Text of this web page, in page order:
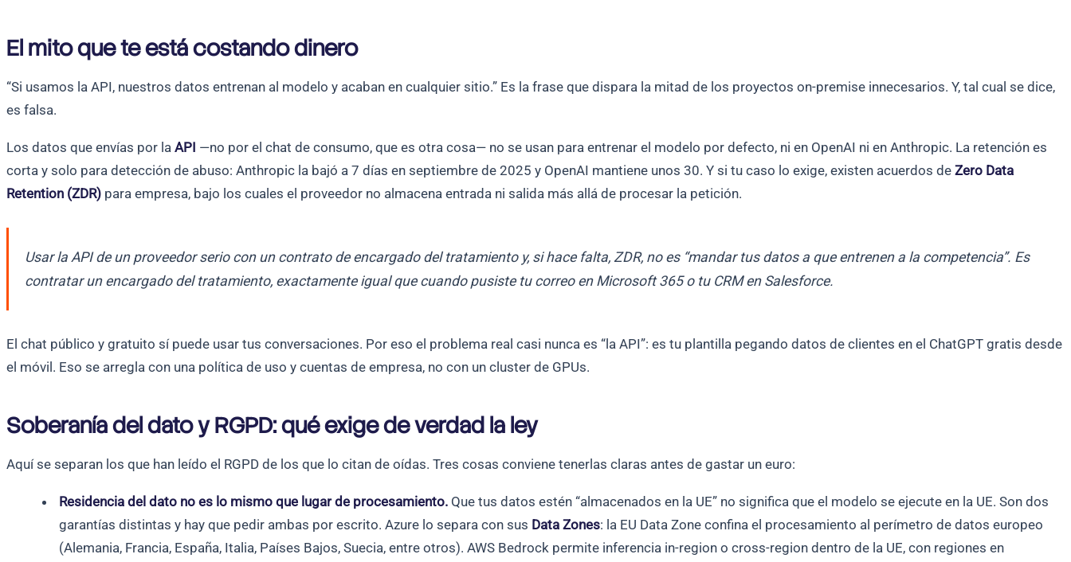
El mito que te está costando dinero
“Si usamos la API, nuestros datos entrenan al modelo y acaban en cualquier sitio.” Es la frase que dispara la mitad de los proyectos on-premise innecesarios. Y, tal cual se dice,
es falsa.
Los datos que envías por la API —no por el chat de consumo, que es otra cosa— no se usan para entrenar el modelo por defecto, ni en OpenAI ni en Anthropic. La retención es
corta y solo para detección de abuso: Anthropic la bajó a 7 días en septiembre de 2025 y OpenAI mantiene unos 30. Y si tu caso lo exige, existen acuerdos de Zero Data
Retention (ZDR) para empresa, bajo los cuales el proveedor no almacena entrada ni salida más allá de procesar la petición.
Usar la API de un proveedor serio con un contrato de encargado del tratamiento y, si hace falta, ZDR, no es “mandar tus datos a que entrenen a la competencia”. Es
contratar un encargado del tratamiento, exactamente igual que cuando pusiste tu correo en Microsoft 365 o tu CRM en Salesforce.
El chat público y gratuito sí puede usar tus conversaciones. Por eso el problema real casi nunca es “la API”: es tu plantilla pegando datos de clientes en el ChatGPT gratis desde
el móvil. Eso se arregla con una política de uso y cuentas de empresa, no con un cluster de GPUs.
Soberanía del dato y RGPD: qué exige de verdad la ley
Aquí se separan los que han leído el RGPD de los que lo citan de oídas. Tres cosas conviene tenerlas claras antes de gastar un euro:
Residencia del dato no es lo mismo que lugar de procesamiento. Que tus datos estén “almacenados en la UE” no significa que el modelo se ejecute en la UE. Son dos
garantías distintas y hay que pedir ambas por escrito. Azure lo separa con sus Data Zones: la EU Data Zone confina el procesamiento al perímetro de datos europeo
(Alemania, Francia, España, Italia, Países Bajos, Suecia, entre otros). AWS Bedrock permite inferencia in-region o cross-region dentro de la UE, con regiones en